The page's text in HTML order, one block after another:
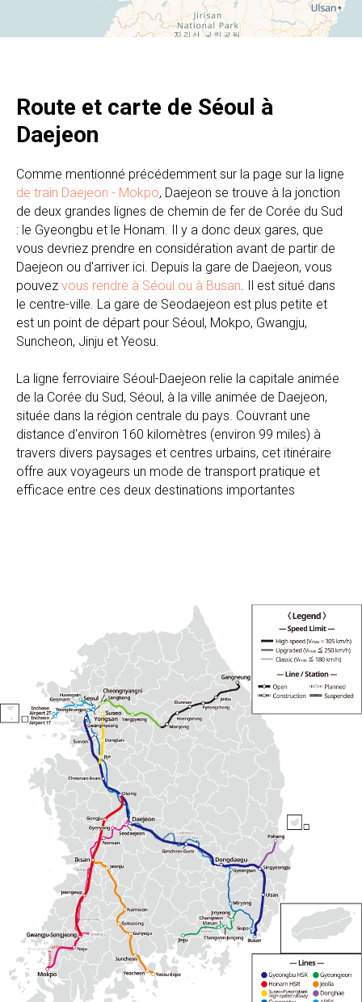
Route et carte de Séoul à
Daejeon
​Comme mentionné précédemment sur la page sur la ligne
de train Daejeon - Mokpo, Daejeon se trouve à la jonction
de deux grandes lignes de chemin de fer de Corée du Sud
: le Gyeongbu et le Honam. Il y a donc deux gares, que
vous devriez prendre en considération avant de partir de
Daejeon ou d'arriver ici. Depuis la gare de Daejeon, vous
pouvez vous rendre à Séoul ou à Busan . Il est situé dans
le centre-ville. La gare de Seodaejeon est plus petite et
est un point de départ pour Séoul, Mokpo, Gwangju,
Suncheon, Jinju et Yeosu.
La ligne ferroviaire Séoul-Daejeon relie la capitale animée
de la Corée du Sud, Séoul, à la ville animée de Daejeon,
située dans la région centrale du pays. Couvrant une
distance d'environ 160 kilomètres (environ 99 miles) à
travers divers paysages et centres urbains, cet itinéraire
offre aux voyageurs un mode de transport pratique et
efficace entre ces deux destinations importantes